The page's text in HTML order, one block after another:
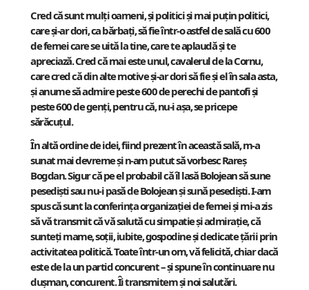
Cred că sunt mulți oameni, și politici și mai puțin politici,
care și-ar dori, ca bărbați, să fie într-o astfel de sală cu 600
de femei care se uită la tine, care te aplaudă și te
apreciază. Cred că mai este unul, cavalerul de la Cornu,
care cred că din alte motive și-ar dori să fie și el în sala asta,
și anume să admire peste 600 de perechi de pantofi și
peste 600 de genți, pentru că, nu-i așa, se pricepe
sărăcuțul.
În altă ordine de idei, fiind prezent în această sală, m-a
sunat mai devreme și n-am putut să vorbesc Rareș
Bogdan. Sigur că pe el probabil că îl lasă Bolojean să sune
pesediști sau nu-i pasă de Bolojean și sună pesediști. I-am
spus că sunt la conferința organizației de femei și mi-a zis
să vă transmit că vă salută cu simpatie și admirație, că
sunteți mame, soții, iubite, gospodine și dedicate țării prin
activitatea politică. Toate într-un om, vă felicită, chiar dacă
este de la un partid concurent – și spune în continuare nu
dușman, concurent. Îi transmitem și noi salutări.